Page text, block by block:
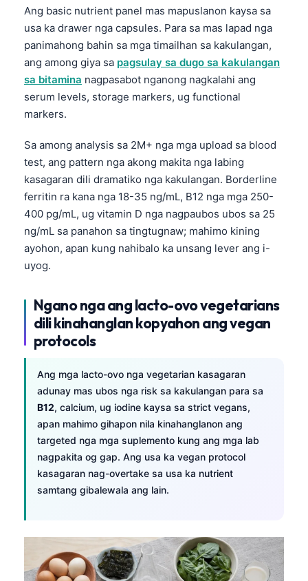
Ang basic nutrient panel mas mapuslanon kaysa sa
usa ka drawer nga capsules. Para sa mas lapad nga
panimahong bahin sa mga timailhan sa kakulangan,
ang among giya sa pagsulay sa dugo sa kakulangan
sa bitamina nagpasabot nganong nagkalahi ang
serum levels, storage markers, ug functional
markers.
Sa among analysis sa 2M+ nga mga upload sa blood
test, ang pattern nga akong makita nga labing
kasagaran dili dramatiko nga kakulangan. Borderline
ferritin ra kana nga 18-35 ng/mL, B12 nga mga 250-
400 pg/mL, ug vitamin D nga nagpaubos ubos sa 25
ng/mL sa panahon sa tingtugnaw; mahimo kining
ayohon, apan kung nahibalo ka unsang lever ang i-
uyog.
Ngano nga ang lacto-ovo vegetarians
dili kinahanglan kopyahon ang vegan
protocols
Ang mga lacto-ovo nga vegetarian kasagaran
adunay mas ubos nga risk sa kakulangan para sa
B12, calcium, ug iodine kaysa sa strict vegans,
apan mahimo gihapon nila kinahanglanon ang
targeted nga mga suplemento kung ang mga lab
nagpakita og gap. Ang usa ka vegan protocol
kasagaran nag-overtake sa usa ka nutrient
samtang gibalewala ang lain.